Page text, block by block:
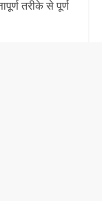
तरीके से पूर्ण